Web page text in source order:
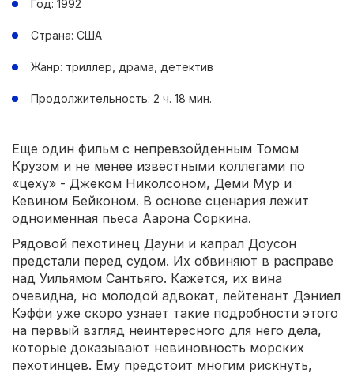
Год: 1992
Страна: США
Жанр: триллер, драма, детектив
Продолжительность: 2 ч. 18 мин.
Еще один фильм с непревзойденным Томом
Крузом и не менее известными коллегами по
«цеху» - Джеком Николсоном, Деми Мур и
Кевином Бейконом. В основе сценария лежит
одноименная пьеса Аарона Соркина.
Рядовой пехотинец Дауни и капрал Доусон
предстали перед судом. Их обвиняют в расправе
над Уильямом Сантьяго. Кажется, их вина
очевидна, но молодой адвокат, лейтенант Дэниел
Кэффи уже скоро узнает такие подробности этого
на первый взгляд неинтересного для него дела,
которые доказывают невиновность морских
пехотинцев. Ему предстоит многим рискнуть,